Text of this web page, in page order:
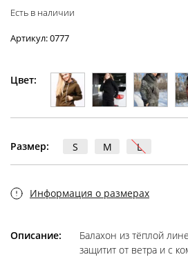
Есть в наличии
Артикул: 0777
Цвет:
Размер: S M L
Информация о размерах
Описание:
Балахон из тёплой
защитит от ветра и с